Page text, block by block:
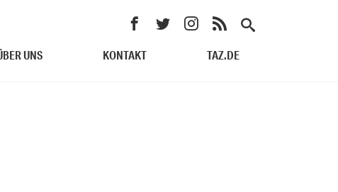
UNS KONTAKT TAZ.DE